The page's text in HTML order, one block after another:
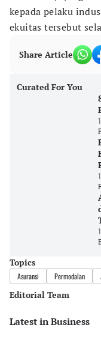
kepada pelaku
ekuitas tersebut
Share Article
Curated For You
Topics
Asuransi Permodalan
Editorial Team
Editor
Latest in Business